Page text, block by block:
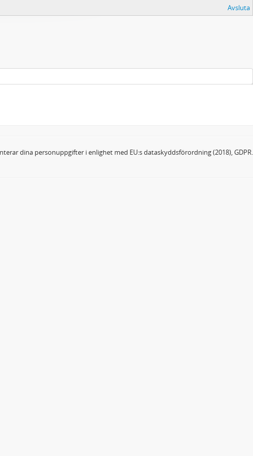
Avsluta
dina personuppgifter i enlighet med EU:s dataskyddsförordning (2018), GDPR.